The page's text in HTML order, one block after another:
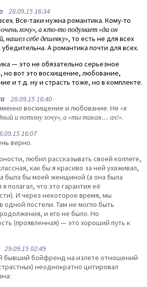
28.09.15 16:34
Все-таки нужна романтика. Кому-то
хочу», а кто-то подумает «да он
нашел себе дешевку», то есть не для всех
убедительна. А романтика почти для всех.
— это не обязательно серьезное
но вот это восхищение, любование,
и т.д. ну и страсть тоже, но в комплекте.
28.09.15 16:40
восхищение и любование. Не «я
и потому хочу», а «ты такая… ах!».
16:07
верно.
любил рассказывать своей коллеге,
как бы я красиво за ней ухаживал,
была бы моей женщиной (а она была
полагал, что это гарантия её
И через некоторое время, мы
одной постели. Там не могло быть
и его не было. Но
(проявленная) — это хороший путь к
29.09.15 02:49
бывший бойфренд на излете отношений
неоднократно цитировал